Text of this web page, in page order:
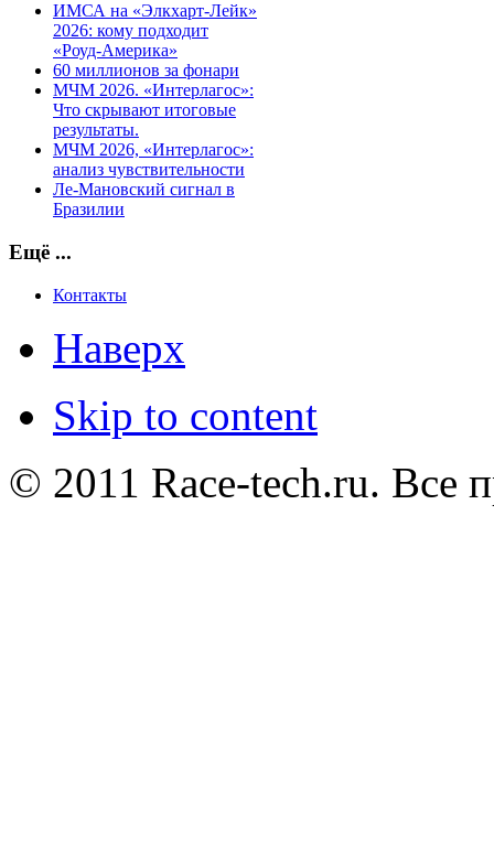
ИМСА на «Элкхарт-Лейк»
2026: кому подходит
«Роуд-Америка»
60 миллионов за фонари
МЧМ 2026. «Интерлагос»:
Что скрывают итоговые
результаты.
МЧМ 2026, «Интерлагос»:
анализ чувствительности
Ле-Мановский сигнал в
Бразилии
Ещё ...
Контакты
Наверх
Skip to content
© 2011 Race-tech.ru. Все